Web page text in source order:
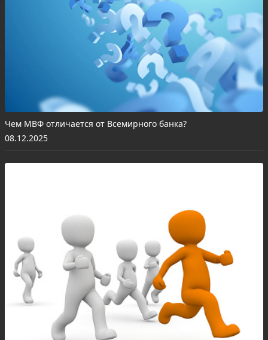
Чем МВФ отличается от Всемирного банка?
08.12.2025